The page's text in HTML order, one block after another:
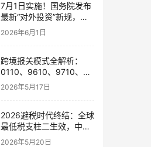
7月1日实施！国务院发布
最新“对外投资”新规，炒
股、出海、海外资产配置
会有何影响
2026年6月1日
跨境报关模式全解析：
0110、9610、9710、
9810、1039、1210 的区
2026年5月17日
2026避税时代终结：全球
最低税支柱二生效，中国
企业家海外公司合规3大
2026年5月20日